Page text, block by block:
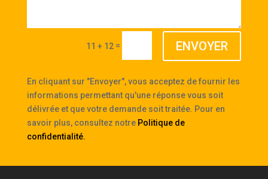
11 + 12 = ENVOYER
En cliquant sur "Envoyer", vous acceptez de fournir les
informations permettant qu'une réponse vous soit
délivrée et que votre demande soit traitée. Pour en
savoir plus, consultez notre Politique de
confidentialité.